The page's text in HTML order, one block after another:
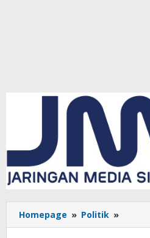
Homepage » Politik »
Bakal